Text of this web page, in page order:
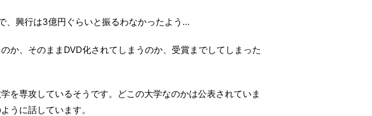
、興行は3億円ぐらいと振るわなかったよう…
か、そのままDVD化されてしまうのか、受賞までしてしまった
を専攻しているそうです。どこの大学なのかは公表されていま
うに話しています。